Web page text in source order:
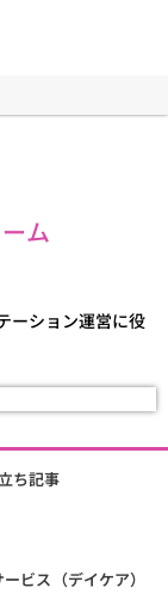
ム
ーション運営に役
ち記事
ビス（デイケア）